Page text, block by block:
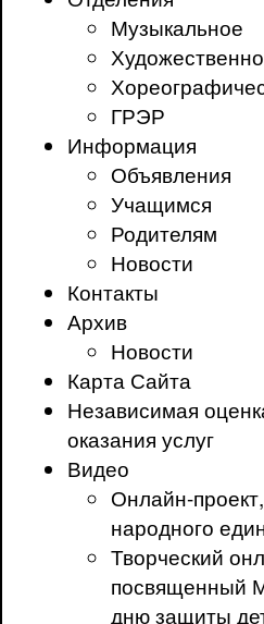
Музыкальное
ГРЭР
Информация
Объявления
Учащимся
Родителям
Новости
Контакты
Архив
Новости
Карта Сайта
Независимая
оказания услуг
Видео
Онлайн-
народного
Творческий
посвященный
дню защиты